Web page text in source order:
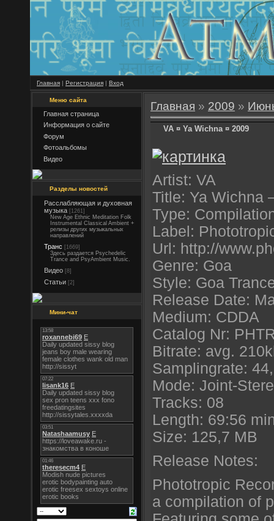
Главная | Регистрация | Вход
Меню сайта
Главная страница
Информация о сайте
Форум
Фотоальбомы
Видео
Разделы новостей
Расслабляющая и духовная
музыка [1261]
New Age Ethnic Meditation Folk
Instrumental Classical Ambient +
релизы других музыкальных
направлений
Транс [1669]
Здесь раздается Psychedelic
Trance and PsyAmbient Music.
Видео [8]
Статьи [2]
Мини-чат
Главная » 2009 »
VA ¤ Ya Wichna ¤ 2009
Artist: VA
Title: Ya Wichna
Type:
Label:
Url: http://
Genre: Goa
Style: Goa
Release Date:
Medium: CDDA
Catalog Nr:
Bitrate: avg.
Samplingrate:
Mode: Joint-
Tracks: 08
Length: 69:56
Size: 125,7 MB
Release Notes:
Phototropic
a compilation of